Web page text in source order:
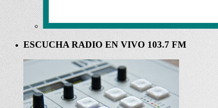
ESCUCHA RADIO EN VIVO 103.7 FM